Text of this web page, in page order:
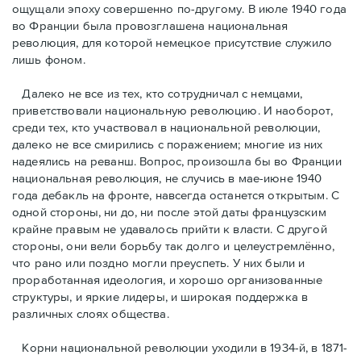
ощущали эпоху совершенно по-другому. В июле 1940 года
во Франции была провозглашена национальная
революция, для которой немецкое присутствие служило
лишь фоном.
Далеко не все из тех, кто сотрудничал с немцами,
приветствовали национальную революцию. И наоборот,
среди тех, кто участвовал в национальной революции,
далеко не все смирились с поражением; многие из них
надеялись на реванш. Вопрос, произошла бы во Франции
национальная революция, не случись в мае-июне 1940
года дебакль на фронте, навсегда останется открытым. С
одной стороны, ни до, ни после этой даты французским
крайне правым не удавалось прийти к власти. С другой
стороны, они вели борьбу так долго и целеустремлённо,
что рано или поздно могли преуспеть. У них были и
проработанная идеология, и хорошо организованные
структуры, и яркие лидеры, и широкая поддержка в
различных слоях общества.
Корни национальной революции уходили в 1934-й, в 1871-